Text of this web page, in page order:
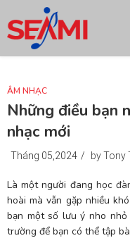
ÂM NHẠC
Những điều bạn
nhạc mới
Tháng 05,2024 / by Tony
Là một người đang học
hoài mà vẫn gặp nhiều
bạn một số lưu ý nho
trường để bạn có thể tập